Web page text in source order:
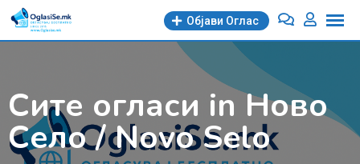
Skip
Објави Oглас
Сите огласи in Ново
Село / Novo Selo